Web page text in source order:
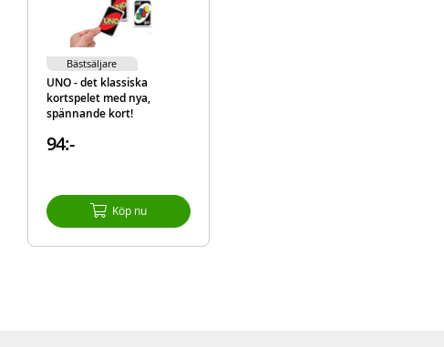
UNO - det klassiska
kortspelet med nya,
spännande kort!
94:-
Köp nu
Bästsäljare